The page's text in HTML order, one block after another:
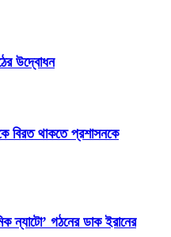
উদ্বোধন
বিরত থাকতে প্রশাসনকে
ন্যাটো’ গঠনের ডাক ইরানের